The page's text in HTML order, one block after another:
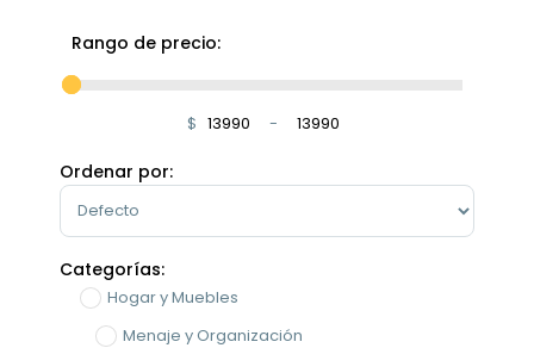
Rango de precio:
$ Minimum Price
-
Maximum Price
Ordenar por:
Sort Products
Categorías:
Hogar y Muebles
Menaje y Organización